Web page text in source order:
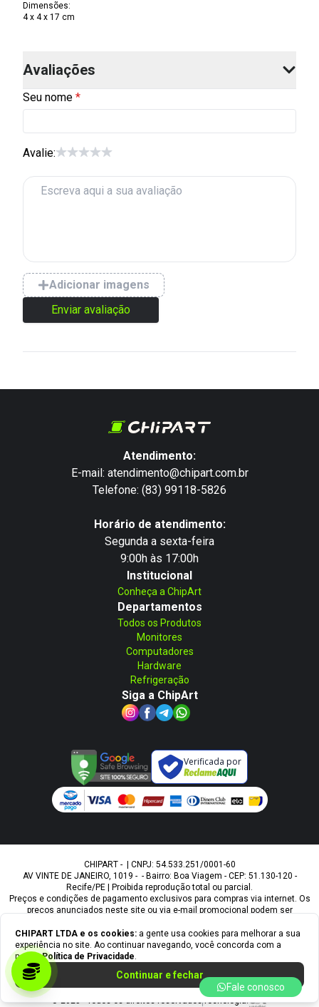
Dimensões:
4 x 4 x 17 cm
Avaliações
Seu nome
Avalie:
Adicionar imagens
Enviar avaliação
CHIPART LTDA e os cookies: a gente usa cookies para melhorar a sua
experiência no site. Ao continuar navegando, você concorda com a
nossaPolítica de Privacidade.
Continuar e fechar
Atendimento:
E-mail: atendimento@chipart.com.br
Telefone: (83) 99118-5826
Horário de atendimento:
Segunda a sexta-feira
9:00h às 17:00h
Institucional
Conheça a ChipArt
Departamentos
Todos os Produtos
Monitores
Computadores
Hardware
Refrigeração
Siga a ChipArt
Verificada por
CHIPART - | CNPJ: 54.533.251/0001-60
AV VINTE DE JANEIRO, 1019 - - Bairro: Boa Viagem - CEP: 51.130-120 -
Recife/PE | Proibida reprodução total ou parcial.
Preços e condições de pagamento exclusivos para compras via internet. Os
preços anunciados neste site ou via e-mail promocional podem ser
descritivos. As fotos contidas nesta página são meramente ilustrativas do
produto e podem variar de acordo com o fornecedor/lote do fabricante.
Ofertas válidas até o término de nossos estoques. Vendas sujeitas à
© 2025 - Todos os direitos reservadosTecnologia:
Fale conosco